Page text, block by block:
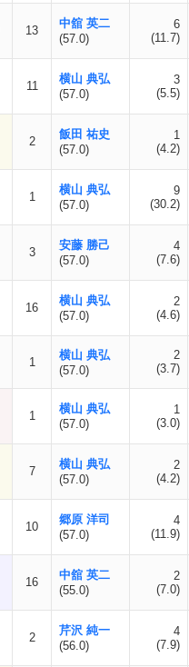
13
中舘 英二
(57.0)
6
(11.7)
11
横山 典弘
(57.0)
3
(5.5)
2
飯田 祐史
(57.0)
1
(4.2)
1
横山 典弘
(57.0)
9
(30.2)
3
安藤 勝己
(57.0)
4
(7.6)
16
横山 典弘
(57.0)
2
(4.6)
1
横山 典弘
(57.0)
2
(3.7)
1
横山 典弘
(57.0)
1
(3.0)
7
横山 典弘
(57.0)
2
(4.2)
10
郷原 洋司
(57.0)
4
(11.9)
16
中舘 英二
(55.0)
2
(7.0)
2
芹沢 純一
(56.0)
4
(7.9)